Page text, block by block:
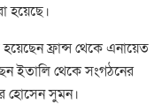
হয়েছে।
ফ্রান্স থেকে এনায়েত
ইতালি থেকে সংগঠনের
হোসেন সুমন।